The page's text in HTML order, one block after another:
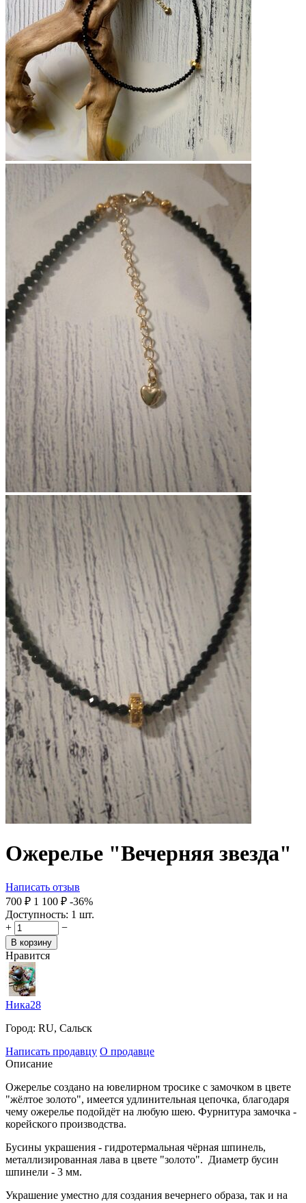
Ожерелье "Вечерняя звезда"
Написать отзыв
‍700‍ ₽ 1 100 ₽ -36%
Доступность: 1 шт.
+
−
В корзину
Нравится
Ника28
Город: RU, Сальск
Написать продавцу О продавце
Описание
Ожерелье создано на ювелирном тросике с замочком в цвете
"жёлтое золото", имеется удлинительная цепочка, благодаря
чему ожерелье подойдёт на любую шею. Фурнитура замочка -
корейского производства.
Бусины украшения - гидротермальная чёрная шпинель,
металлизированная лава в цвете "золото". Диаметр бусин
шпинели - 3 мм.
Украшение уместно для создания вечернего образа, так и на